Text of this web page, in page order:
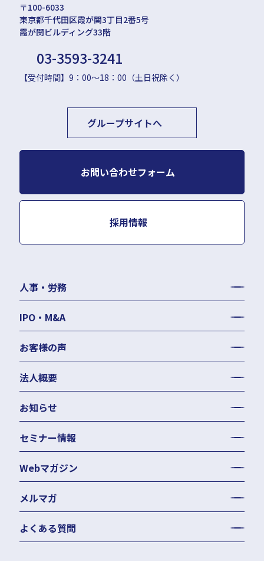
〒100-6033
東京都千代田区霞が関3丁目2番5号
霞が関ビルディング33階
03-3593-3241
【受付時間】9：00〜18：00（土日祝除く）
グループサイトへ
お問い合わせフォーム
採用情報
人事・労務
給与計算・BPO
就業規則作成・改定
IPO・M&A
労務コンプライアンス調査
お客様の声
法人概要
お知らせ
セミナー情報
Webマガジン
メルマガ
よくある質問